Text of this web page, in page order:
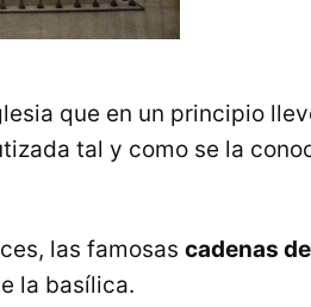
que en un principio
tal y como se la
las famosas cadenas
la basílica.